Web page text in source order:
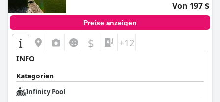
Von 197 $
Preise anzeigen
$ +12
INFO
Kategorien
Infinity Pool